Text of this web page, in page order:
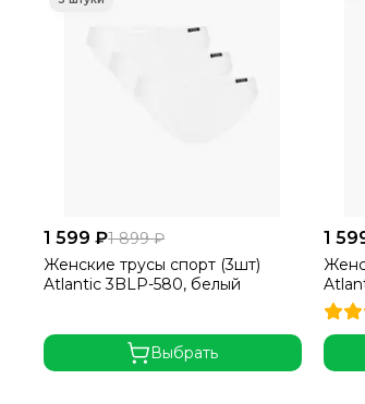
1 599 ₽1 899 ₽
Женские трусы спорт (3шт)
Atlantic 3BLP-580, белый
Выбрать
1